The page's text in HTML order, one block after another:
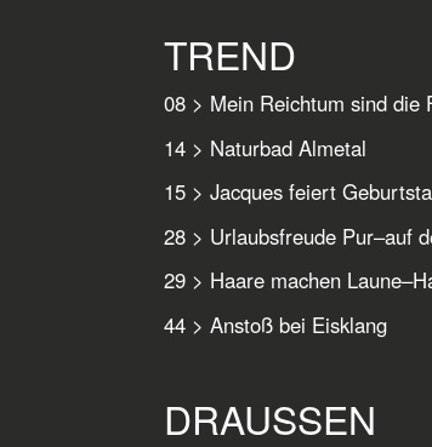
TREND
08 > Mein Reichtum sind die
14 > Naturbad Almetal
15 > Jacques feiert
28 > Urlaubsfreude Pur–auf
29 > Haare machen
44 > Anstoß bei Eisklang
DRAUSSEN